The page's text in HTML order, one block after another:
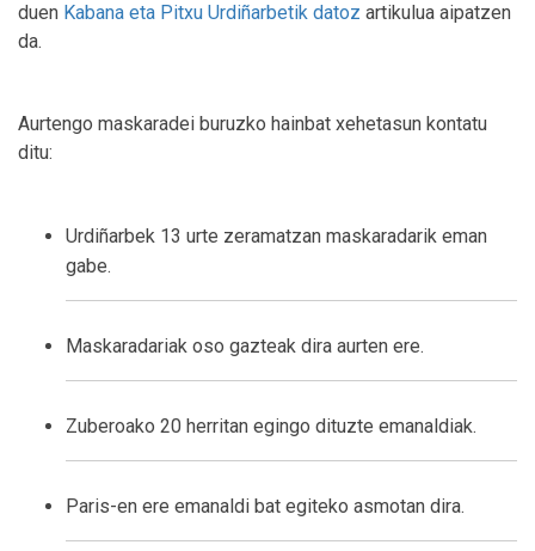
duen Kabana eta Pitxu Urdiñarbetik datoz artikulua aipatzen
da.
Aurtengo maskaradei buruzko hainbat xehetasun kontatu
ditu:
Urdiñarbek 13 urte zeramatzan maskaradarik eman
gabe.
Maskaradariak oso gazteak dira aurten ere.
Zuberoako 20 herritan egingo dituzte emanaldiak.
Paris-en ere emanaldi bat egiteko asmotan dira.